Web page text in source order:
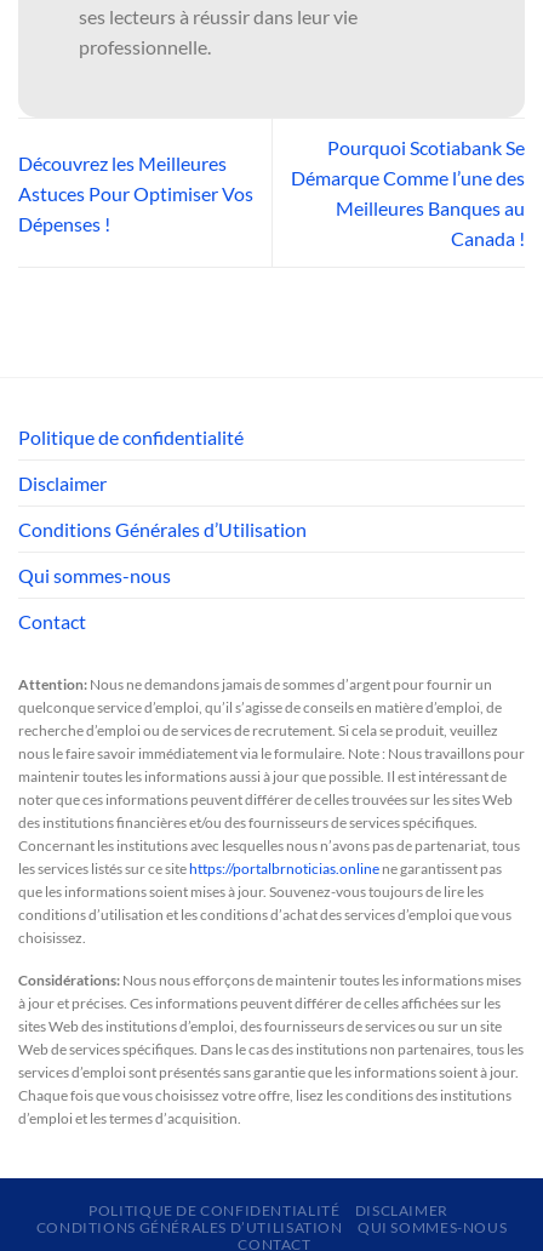
ses lecteurs à réussir dans leur vie
professionnelle.
Découvrez les Meilleures
Astuces Pour Optimiser Vos
Dépenses !
Pourquoi Scotiabank Se
Démarque Comme l’une des
Meilleures Banques au
Canada !
Politique de confidentialité
Disclaimer
Conditions Générales d’Utilisation
Qui sommes-nous
Contact
Attention: Nous ne demandons jamais de sommes d’argent pour fournir un
quelconque service d’emploi, qu’il s’agisse de conseils en matière d’emploi, de
recherche d’emploi ou de services de recrutement. Si cela se produit, veuillez
nous le faire savoir immédiatement via le formulaire. Note : Nous travaillons pour
maintenir toutes les informations aussi à jour que possible. Il est intéressant de
noter que ces informations peuvent différer de celles trouvées sur les sites Web
des institutions financières et/ou des fournisseurs de services spécifiques.
Concernant les institutions avec lesquelles nous n’avons pas de partenariat, tous
les services listés sur ce sitehttps://portalbrnoticias.online ne garantissent pas
que les informations soient mises à jour. Souvenez-vous toujours de lire les
conditions d’utilisation et les conditions d’achat des services d’emploi que vous
choisissez.
Considérations: Nous nous efforçons de maintenir toutes les informations mises
à jour et précises. Ces informations peuvent différer de celles affichées sur les
sites Web des institutions d’emploi, des fournisseurs de services ou sur un site
Web de services spécifiques. Dans le cas des institutions non partenaires, tous les
services d’emploi sont présentés sans garantie que les informations soient à jour.
Chaque fois que vous choisissez votre offre, lisez les conditions des institutions
d’emploi et les termes d’acquisition.
POLITIQUE DE CONFIDENTIALITÉ
DISCLAIMER
CONDITIONS GÉNÉRALES D’UTILISATION
QUI SOMMES-NOUS
CONTACT